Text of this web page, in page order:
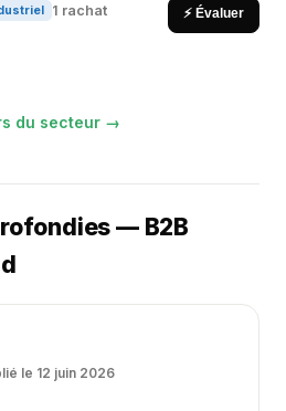
1 rachat ⚡ Évaluer
du secteur →
— B2B
le 12 juin 2026